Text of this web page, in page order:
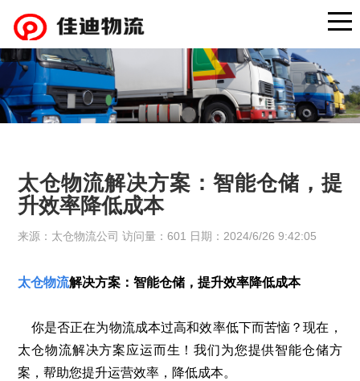
太仓物流解决方案：智能仓储，提
升效率降低成本
来源：太仓物流公司 访问量：601 日期：2024/6/26 9:42:05
太仓物流解决方案：智能仓储，提升效率降低成本
你是否正在为物流成本过高和效率低下而苦恼？现在，
太仓物流解决方案应运而生！我们为您提供智能仓储方
案，帮助您提升运营效率，降低成本。